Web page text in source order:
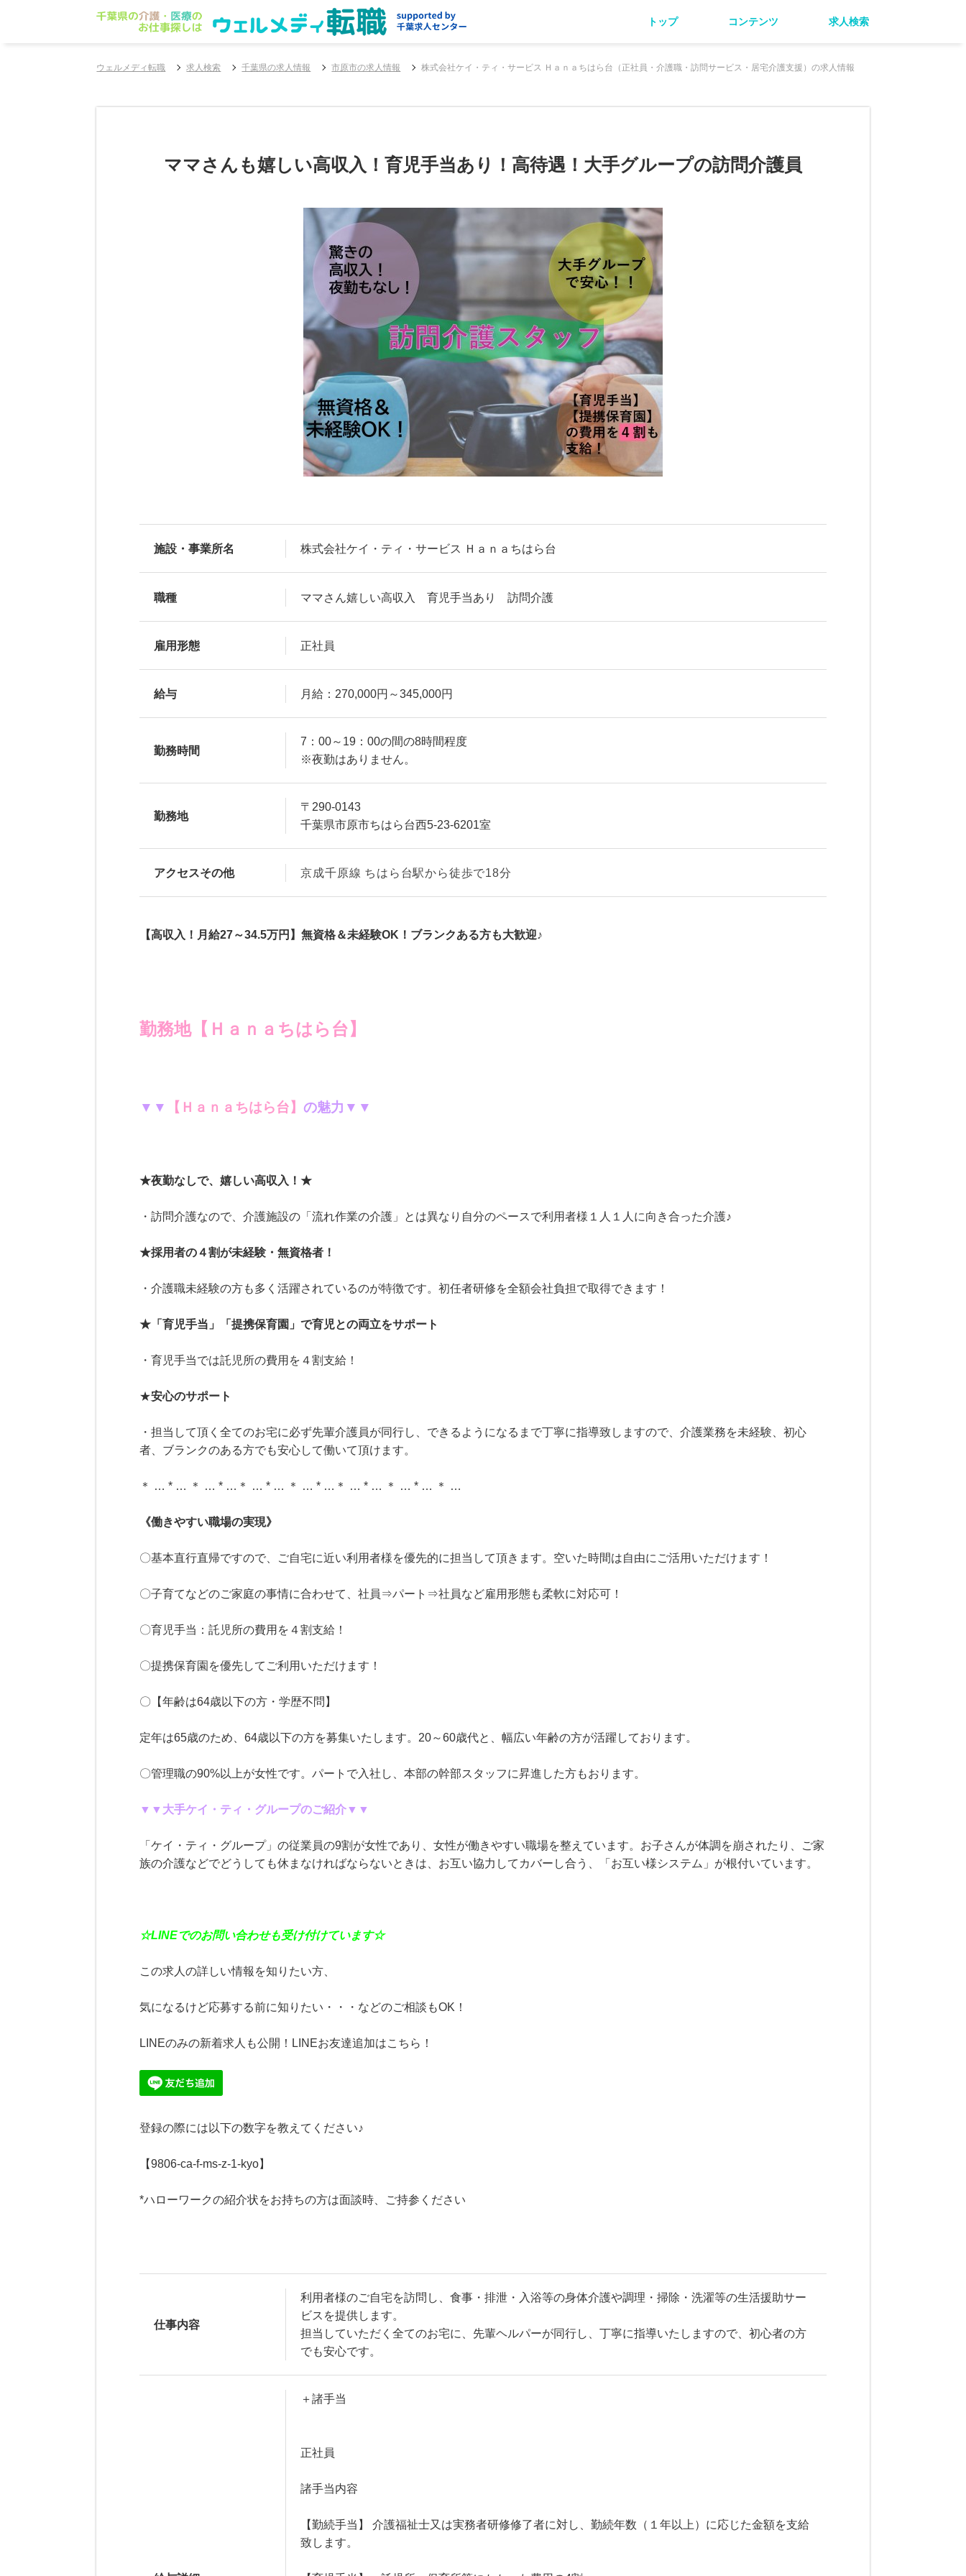
トップ コンテンツ 求人検索
ウェルメディ転職 求人検索 千葉県の求人情報 市原市の求人情報 株式会社ケイ・ティ・サービス Ｈａｎａちはら台（正社員・介護職・訪問サービス・居宅介護支援）の求人情報
ママさんも嬉しい高収入！育児手当あり！高待遇！大手グループの訪問介護員
施設・事業所名 株式会社ケイ・ティ・サービス Ｈａｎａちはら台
職種 ママさん嬉しい高収入 育児手当あり 訪問介護
雇用形態 正社員
給与 月給：270,000円～345,000円
勤務時間
7：00～19：00の間の8時間程度
※夜勤はありません。
勤務地
〒290-0143
千葉県市原市ちはら台西5-23-6201室
アクセスその他 京成千原線 ちはら台駅から徒歩で18分
【高収入！月給27～34.5万円】無資格＆未経験OK！ブランクある方も大歓迎♪
勤務地【Ｈａｎａちはら台】
▼▼ 【 Ｈａｎａちはら台】の魅力▼▼
★夜勤なしで、嬉しい高収入！★
・訪問介護なので、介護施設の「流れ作業の介護」とは異なり自分のペースで利用者様１人１人に向き合った介護♪
★採用者の４割が未経験・無資格者！
・介護職未経験の方も多く活躍されているのが特徴です。初任者研修を全額会社負担で取得できます！
★「育児手当」「提携保育園」で育児との両立をサポート
・育児手当では託児所の費用を４割支給！
★安心のサポート
・担当して頂く全てのお宅に必ず先輩介護員が同行し、できるようになるまで丁寧に指導致しますので、介護業務を未経験、初心
者、ブランクのある方でも安心して働いて頂けます。
＊ … * … ＊ … * …＊ … * … ＊ … * …＊ … * … ＊ … * … ＊ …
《働きやすい職場の実現》
〇基本直行直帰ですので、ご自宅に近い利用者様を優先的に担当して頂きます。空いた時間は自由にご活用いただけます！
〇子育てなどのご家庭の事情に合わせて、社員⇒パート⇒社員など雇用形態も柔軟に対応可！
〇育児手当：託児所の費用を４割支給！
〇提携保育園を優先してご利用いただけます！
〇【年齢は64歳以下の方・学歴不問】
定年は65歳のため、64歳以下の方を募集いたします。20～60歳代と、幅広い年齢の方が活躍しております。
〇管理職の90%以上が女性です。パートで入社し、本部の幹部スタッフに昇進した方もおります。
▼▼大手ケイ・ティ・グループのご紹介▼▼
「ケイ・ティ・グループ」の従業員の9割が女性であり、女性が働きやすい職場を整えています。お子さんが体調を崩されたり、ご家
族の介護などでどうしても休まなければならないときは、お互い協力してカバーし合う、「お互い様システム」が根付いています。
☆LINEでのお問い合わせも受け付けています☆
この求人の詳しい情報を知りたい方、
気になるけど応募する前に知りたい・・・などのご相談もOK！
LINEのみの新着求人も公開！LINEお友達追加はこちら！
登録の際には以下の数字を教えてください♪
【9806-ca-f-ms-z-1-kyo】
*ハローワークの紹介状をお持ちの方は面談時、ご持参ください
仕事内容
利用者様のご自宅を訪問し、食事・排泄・入浴等の身体介護や調理・掃除・洗濯等の生活援助サー
ビスを提供します。
担当していただく全てのお宅に、先輩ヘルパーが同行し、丁寧に指導いたしますので、初心者の方
でも安心です。
＋諸手当
正社員
諸手当内容
【勤続手当】 介護福祉士又は実務者研修修了者に対し、勤続年数（１年以上）に応じた金額を支給
致します。